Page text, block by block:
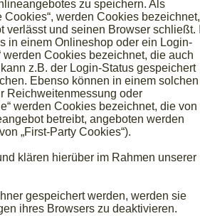
zu speichern. Als
Cookies“, werden Cookies bezeichnet,
verlässt und seinen Browser schließt.
in einem Onlineshop oder ein Login-
werden Cookies bezeichnet, die auch
z.B. der Login-Status gespeichert
Ebenso können in einem solchen
Reichweitenmessung oder
werden Cookies bezeichnet, die von
betreibt, angeboten werden
„First-Party Cookies“).
klären hierüber im Rahmen unserer
gespeichert werden, werden sie
ihres Browsers zu deaktivieren.